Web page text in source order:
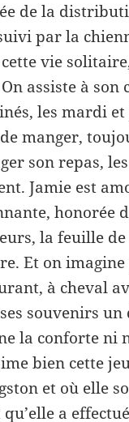
de la
par la
vie
assiste à son
les mardi et
manger,
son repas,
Jamie est
honorée
la feuille
Et on
à cheval
souvenirs
la conforte ni
bien cette
et où elle
a